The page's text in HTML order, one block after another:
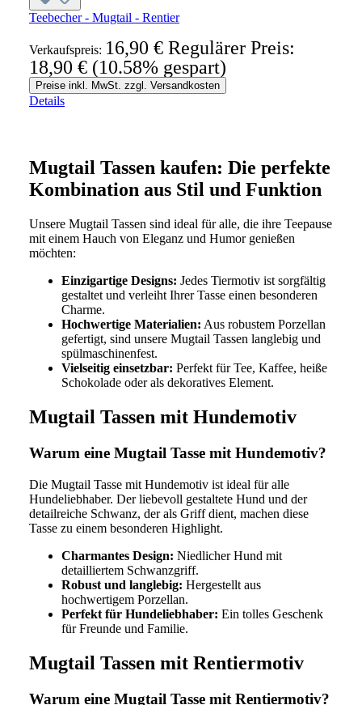
Teebecher - Mugtail - Rentier
Verkaufspreis: 16,90 € Regulärer Preis:
18,90 € (10.58% gespart)
Preise inkl. MwSt. zzgl. Versandkosten
Details
Mugtail Tassen kaufen: Die perfekte
Kombination aus Stil und Funktion
Unsere Mugtail Tassen sind ideal für alle, die ihre Teepause
mit einem Hauch von Eleganz und Humor genießen
möchten:
Einzigartige Designs: Jedes Tiermotiv ist sorgfältig
gestaltet und verleiht Ihrer Tasse einen besonderen
Charme.
Hochwertige Materialien: Aus robustem Porzellan
gefertigt, sind unsere Mugtail Tassen langlebig und
spülmaschinenfest.
Vielseitig einsetzbar: Perfekt für Tee, Kaffee, heiße
Schokolade oder als dekoratives Element.
Mugtail Tassen mit Hundemotiv
Warum eine Mugtail Tasse mit Hundemotiv?
Die Mugtail Tasse mit Hundemotiv ist ideal für alle
Hundeliebhaber. Der liebevoll gestaltete Hund und der
detailreiche Schwanz, der als Griff dient, machen diese
Tasse zu einem besonderen Highlight.
Charmantes Design: Niedlicher Hund mit
detailliertem Schwanzgriff.
Robust und langlebig: Hergestellt aus
hochwertigem Porzellan.
Perfekt für Hundeliebhaber: Ein tolles Geschenk
für Freunde und Familie.
Mugtail Tassen mit Rentiermotiv
Warum eine Mugtail Tasse mit Rentiermotiv?